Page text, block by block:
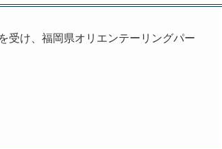
受け、福岡県オリエンテーリングパー